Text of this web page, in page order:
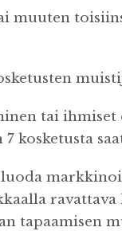
muuten
tai ihmiset
kosketusta
tapaamisen